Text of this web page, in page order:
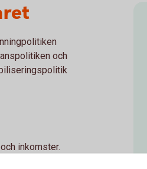
och
inkomster.
och